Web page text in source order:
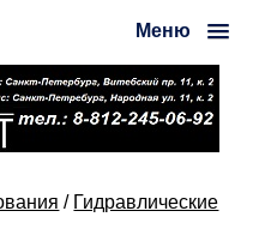
Меню
/ Гидравлические